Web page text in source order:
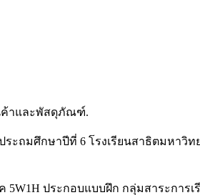
ค้าและพัสดุภัณฑ์.
ะถมศึกษาปีที่ 6 โรงเรียนสาธิตมหาวิ
ประกอบแบบฝึก กลุ่มสาระการ